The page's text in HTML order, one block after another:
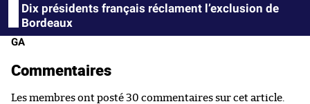
Dix présidents français réclament l’exclusion de
Bordeaux
GA
Commentaires
Les membres ont posté 30 commentaires sur cet article.